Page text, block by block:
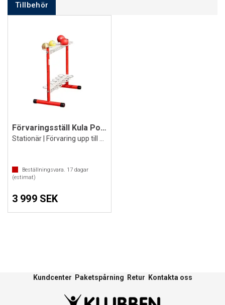
Tillbehör
Förvaringsställ Kula Polanik
Beställningsvara. 17 dagar
(estimat)
3 999 SEK
Kundcenter Paketspårning Retur Kontakta oss